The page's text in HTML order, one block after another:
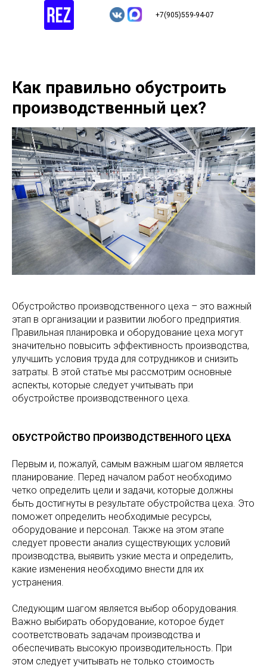
+7(905)559-94-07
Как правильно обустроить
производственный цех?
Обустройство производственного цеха – это важный
этап в организации и развитии любого предприятия.
Правильная планировка и оборудование цеха могут
значительно повысить эффективность производства,
улучшить условия труда для сотрудников и снизить
затраты. В этой статье мы рассмотрим основные
аспекты, которые следует учитывать при
обустройстве производственного цеха.
ОБУСТРОЙСТВО ПРОИЗВОДСТВЕННОГО ЦЕХА
Первым и, пожалуй, самым важным шагом является
планирование. Перед началом работ необходимо
четко определить цели и задачи, которые должны
быть достигнуты в результате обустройства цеха. Это
поможет определить необходимые ресурсы,
оборудование и персонал. Также на этом этапе
следует провести анализ существующих условий
производства, выявить узкие места и определить,
какие изменения необходимо внести для их
устранения.
Следующим шагом является выбор оборудования.
Важно выбирать оборудование, которое будет
соответствовать задачам производства и
обеспечивать высокую производительность. При
этом следует учитывать не только стоимость